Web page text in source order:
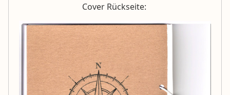
Cover Rückseite: